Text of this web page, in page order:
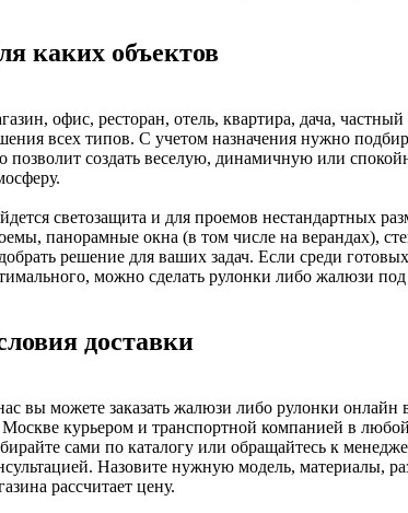
каких объектов
офис, ресторан, отель, квартира, дача,
всех типов. С учетом назначения нужно
позволит создать веселую, динамичную или
светозащита и для проемов нестандартных
панорамные окна (в том числе на верандах),
решение для ваших задач. Если среди
можно сделать рулонки либо жалюзи под
доставки
вы можете заказать жалюзи либо рулонки онлайн
курьером и транспортной компанией в
сами по каталогу или обращайтесь к
Назовите нужную модель, материалы,
рассчитает цену.